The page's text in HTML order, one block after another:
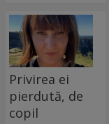
Privirea ei
pierdută, de
copil